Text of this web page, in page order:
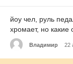
йоу чел, руль
хромает, но какие
Владимир 22